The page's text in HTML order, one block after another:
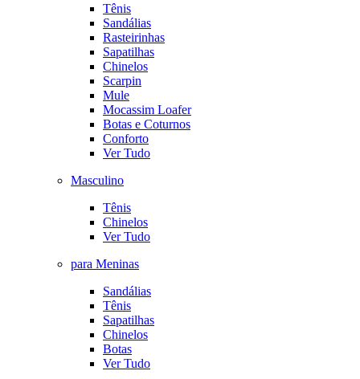
Tênis
Sandálias
Rasteirinhas
Sapatilhas
Chinelos
Scarpin
Mule
Mocassim Loafer
Botas e Coturnos
Conforto
Ver Tudo
Masculino
Tênis
Chinelos
Ver Tudo
para Meninas
Sandálias
Tênis
Sapatilhas
Chinelos
Botas
Ver Tudo